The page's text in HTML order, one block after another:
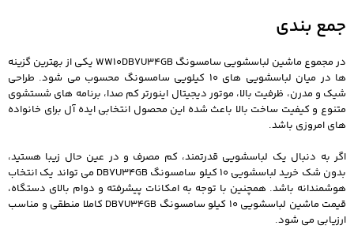
جمع بندی
در مجموع ماشین لباسشویی سامسونگ WW10DB7U34GB یکی از بهترین گزینه
ها در میان لباسشویی های 10 کیلویی سامسونگ محسوب می شود. طراحی
شیک و مدرن، ظرفیت بالا، موتور دیجیتال اینورتر کم صدا، برنامه های شستشوی
متنوع و کیفیت ساخت بالا باعث شده این محصول انتخابی ایده آل برای خانواده
های امروزی باشد.
اگر به دنبال یک لباسشویی قدرتمند، کم مصرف و در عین حال زیبا هستید،
بدون شک خرید لباسشویی 10 کیلو سامسونگ DB7U34GB می تواند یک انتخاب
هوشمندانه باشد. همچنین با توجه به امکانات پیشرفته و دوام بالای دستگاه،
قیمت ماشین لباسشویی 10 کیلو سامسونگ DB7U34GB کاملا منطقی و مناسب
ارزیابی می شود.